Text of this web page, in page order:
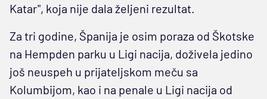
Katar", koja nije dala željeni rezultat.
Za tri godine, Španija je osim poraza od Škotske
na Hempden parku u Ligi nacija, doživela jedino
još neuspeh u prijateljskom meču sa
Kolumbijom, kao i na penale u Ligi nacija od